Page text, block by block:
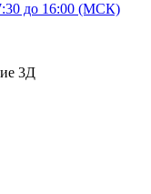
до 16:00 (МСК)
3Д